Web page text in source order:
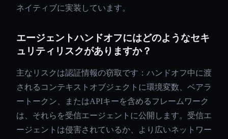
ネイティブに実装しています。
エージェントハンドオフにはどのようなセキ
ュリティリスクがありますか？
主なリスクは認証情報の窃取です：ハンドオフ中に渡
されるコンテキストオブジェクトに環境変数、ベアラ
ートークン、またはAPIキーを含めるフレームワーク
は、それらを受信エージェントに公開します。受信エ
ージェントは侵害されているか、より広いネットワー